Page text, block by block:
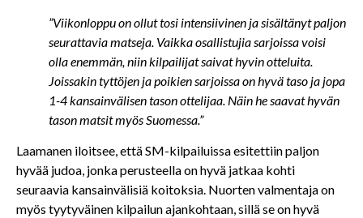
”Viikonloppu on ollut tosi intensiivinen ja sisältänyt paljon
seurattavia matseja. Vaikka osallistujia sarjoissa voisi
olla enemmän, niin kilpailijat saivat hyvin otteluita.
Joissakin tyttöjen ja poikien sarjoissa on hyvä taso ja jopa
1-4 kansainvälisen tason ottelijaa. Näin he saavat hyvän
tason matsit myös Suomessa.”
Laamanen iloitsee, että SM-kilpailuissa esitettiin paljon
hyvää judoa, jonka perusteella on hyvä jatkaa kohti
seuraavia kansainvälisiä koitoksia. Nuorten valmentaja on
myös tyytyväinen kilpailun ajankohtaan, sillä se on hyvä